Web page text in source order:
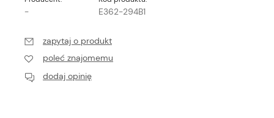
- E362-294B1
zapytaj o produkt
poleć znajomemu
dodaj opinię